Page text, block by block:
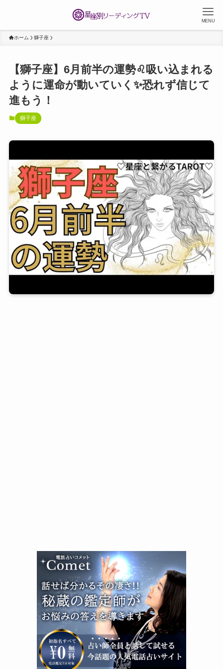
MENU
ホーム 獅子座
【獅子座】6月前半の運勢♌️吸い込まれる
ように運命が動いていく✨恐れず信じて
進もう！
獅子座